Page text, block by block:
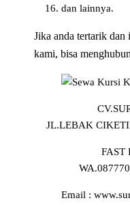
dan lainnya.
Jika anda tertarik dan
kami, bisa
JL.LEBAK
FAST
Email :